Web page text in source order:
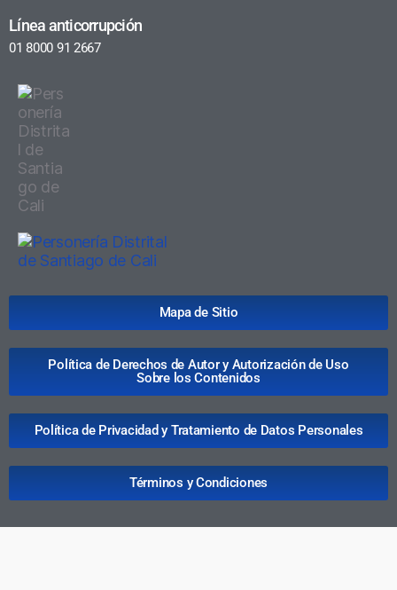
Línea anticorrupción
01 8000 91 2667
Mapa de Sitio
Política de Derechos de Autor y Autorización de Uso
Sobre los Contenidos
Política de Privacidad y Tratamiento de Datos Personales
Términos y Condiciones